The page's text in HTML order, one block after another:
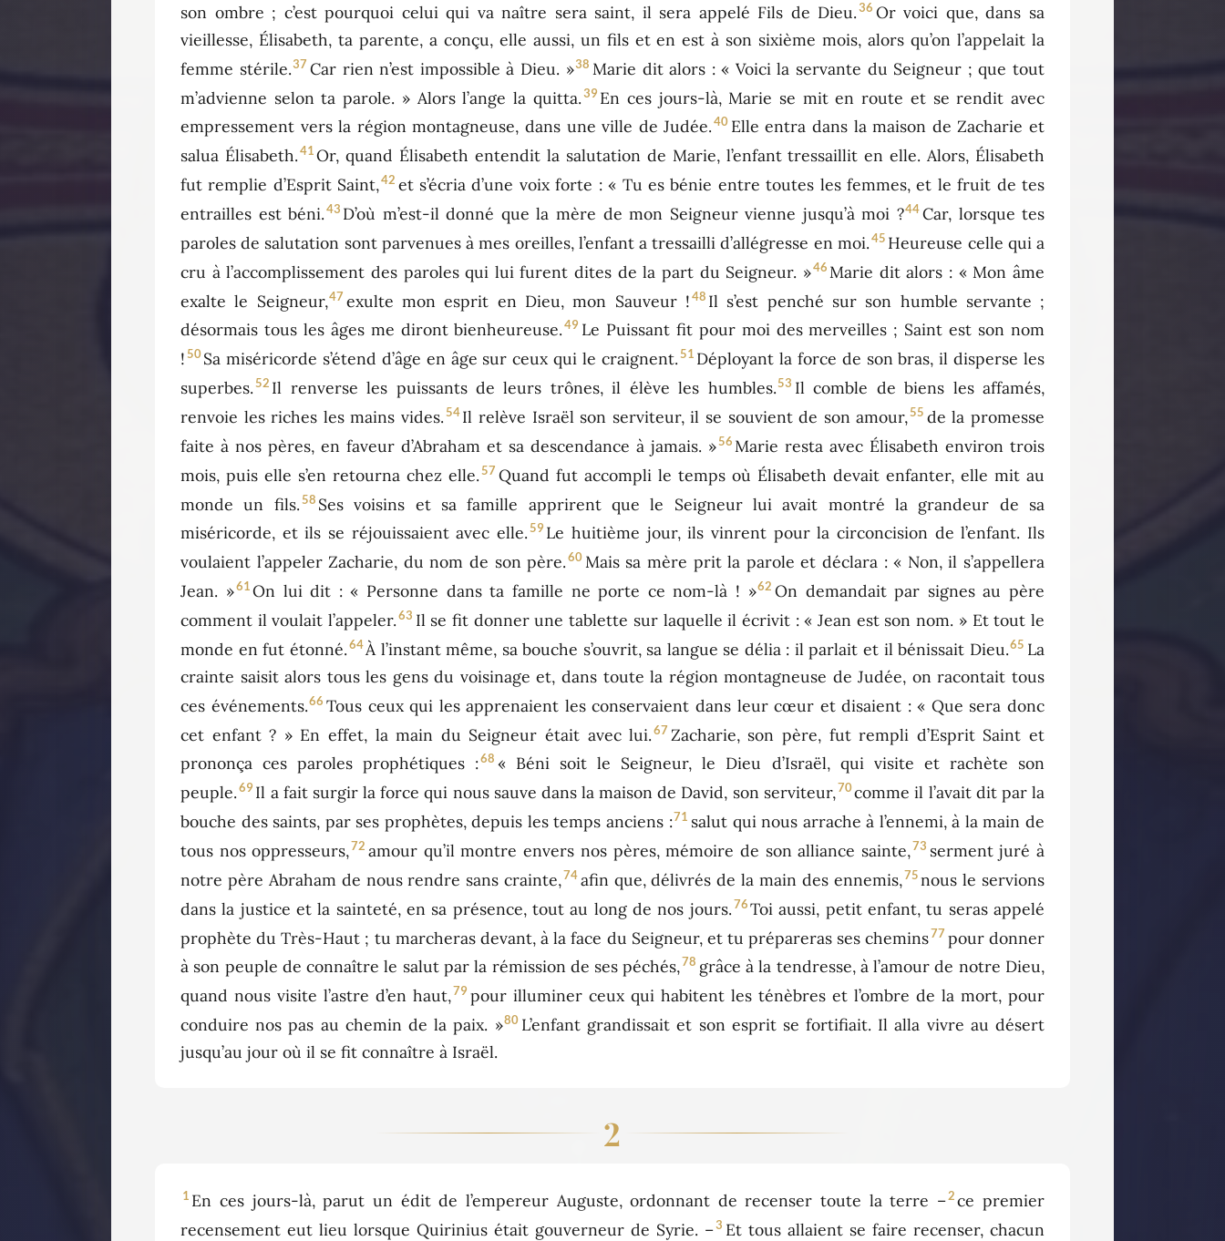
son ombre ; c’est pourquoi celui qui va naître sera saint, il sera appelé Fils de Dieu. 36 Or voici que, dans sa
vieillesse, Élisabeth, ta parente, a conçu, elle aussi, un fils et en est à son sixième mois, alors qu’on l’appelait la
femme stérile.37 Car rien n’est impossible à Dieu. »38 Marie dit alors : « Voici la servante du Seigneur ; que tout
m’advienne selon ta parole. » Alors l’ange la quitta.39 En ces jours-là, Marie se mit en route et se rendit avec
empressement vers la région montagneuse, dans une ville de Judée. 40 Elle entra dans la maison de Zacharie et
salua Élisabeth.41 Or, quand Élisabeth entendit la salutation de Marie, l’enfant tressaillit en elle. Alors, Élisabeth
fut remplie d’Esprit Saint,42 et s’écria d’une voix forte : « Tu es bénie entre toutes les femmes, et le fruit de tes
entrailles est béni.43 D’où m’est-il donné que la mère de mon Seigneur vienne jusqu’à moi ?44Car, lorsque tes
paroles de salutation sont parvenues à mes oreilles, l’enfant a tressailli d’allégresse en moi.45 Heureuse celle qui a
cru à l’accomplissement des paroles qui lui furent dites de la part du Seigneur. »46 Marie dit alors : « Mon âme
exalte le Seigneur,47 exulte mon esprit en Dieu, mon Sauveur !48 Il s’est penché sur son humble servante ;
désormais tous les âges me diront bienheureuse. 49 Le Puissant fit pour moi des merveilles ; Saint est son nom
!50Sa miséricorde s’étend d’âge en âge sur ceux qui le craignent.51 Déployant la force de son bras, il disperse les
superbes.52 Il renverse les puissants de leurs trônes, il élève les humbles.53 Il comble de biens les affamés,
renvoie les riches les mains vides.54Il relève Israël son serviteur, il se souvient de son amour,55 de la promesse
faite à nos pères, en faveur d’Abraham et sa descendance à jamais. »56Marie resta avec Élisabeth environ trois
mois, puis elle s’en retourna chez elle.57 Quand fut accompli le temps où Élisabeth devait enfanter, elle mit au
monde un fils.58 Ses voisins et sa famille apprirent que le Seigneur lui avait montré la grandeur de sa
miséricorde, et ils se réjouissaient avec elle.59 Le huitième jour, ils vinrent pour la circoncision de l’enfant. Ils
voulaient l’appeler Zacharie, du nom de son père.60Mais sa mère prit la parole et déclara : « Non, il s’appellera
Jean. »61On lui dit : « Personne dans ta famille ne porte ce nom-là ! »62 On demandait par signes au père
comment il voulait l’appeler.63 Il se fit donner une tablette sur laquelle il écrivit : « Jean est son nom. » Et tout le
monde en fut étonné.64À l’instant même, sa bouche s’ouvrit, sa langue se délia : il parlait et il bénissait Dieu.65 La
crainte saisit alors tous les gens du voisinage et, dans toute la région montagneuse de Judée, on racontait tous
ces événements.66 Tous ceux qui les apprenaient les conservaient dans leur cœur et disaient : « Que sera donc
cet enfant ? » En effet, la main du Seigneur était avec lui. 67 Zacharie, son père, fut rempli d’Esprit Saint et
prononça ces paroles prophétiques :68 « Béni soit le Seigneur, le Dieu d’Israël, qui visite et rachète son
peuple.69 Il a fait surgir la force qui nous sauve dans la maison de David, son serviteur,70comme il l’avait dit par la
bouche des saints, par ses prophètes, depuis les temps anciens :71 salut qui nous arrache à l’ennemi, à la main de
tous nos oppresseurs,72 amour qu’il montre envers nos pères, mémoire de son alliance sainte,73 serment juré à
notre père Abraham de nous rendre sans crainte,74afin que, délivrés de la main des ennemis,75 nous le servions
dans la justice et la sainteté, en sa présence, tout au long de nos jours.76Toi aussi, petit enfant, tu seras appelé
prophète du Très-Haut ; tu marcheras devant, à la face du Seigneur, et tu prépareras ses chemins77 pour donner
à son peuple de connaître le salut par la rémission de ses péchés,78 grâce à la tendresse, à l’amour de notre Dieu,
quand nous visite l’astre d’en haut,79 pour illuminer ceux qui habitent les ténèbres et l’ombre de la mort, pour
conduire nos pas au chemin de la paix. »80 L’enfant grandissait et son esprit se fortifiait. Il alla vivre au désert
jusqu’au jour où il se fit connaître à Israël.
2
1 En ces jours-là, parut un édit de l’empereur Auguste, ordonnant de recenser toute la terre –2 ce premier
recensement eut lieu lorsque Quirinius était gouverneur de Syrie. –3 Et tous allaient se faire recenser, chacun